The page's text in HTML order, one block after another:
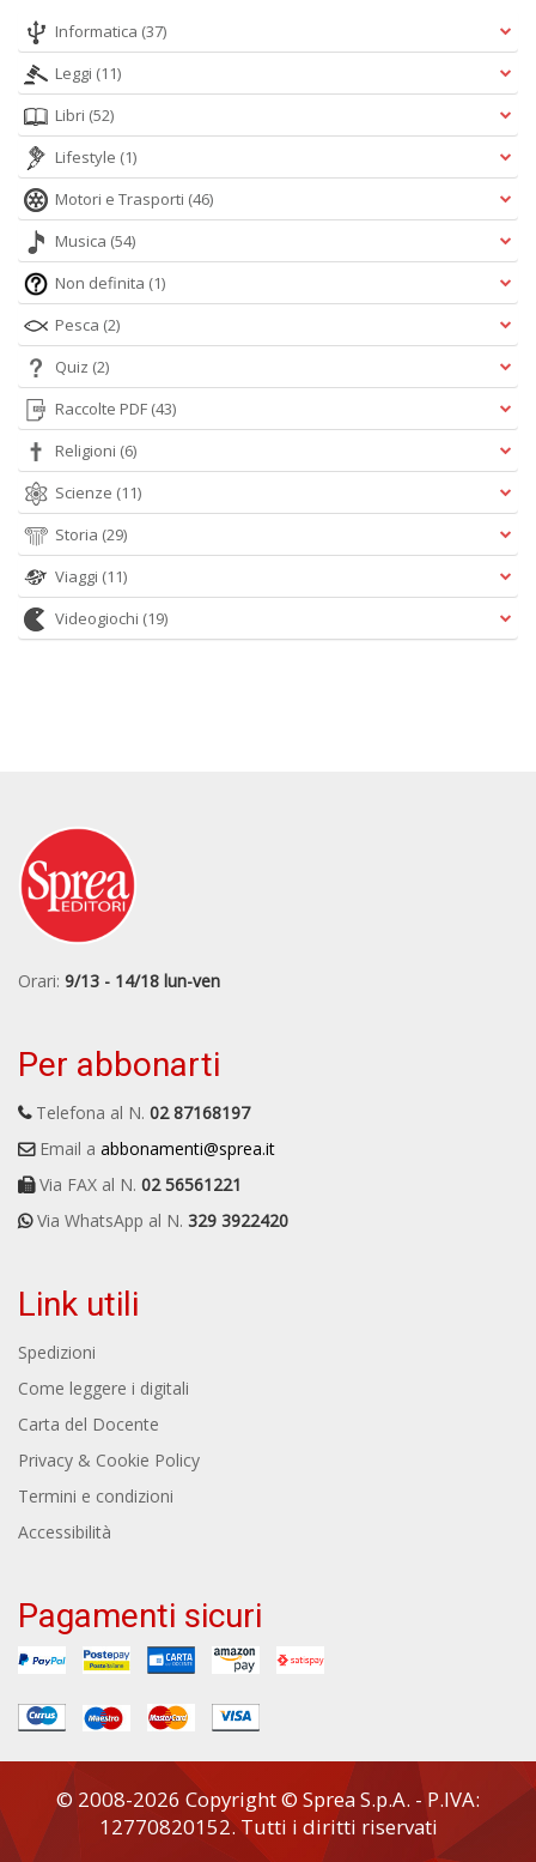
Informatica (37)
Leggi (11)
Libri (52)
Lifestyle (1)
Motori e Trasporti (46)
Musica (54)
Non definita (1)
Pesca (2)
Quiz (2)
Raccolte PDF (43)
Religioni (6)
Scienze (11)
Storia (29)
Viaggi (11)
Videogiochi (19)
Orari: 9/13 - 14/18 lun-ven
Per abbonarti
Telefona al N. 02 87168197
Email a abbonamenti@sprea.it
Via FAX al N. 02 56561221
Via WhatsApp al N. 329 3922420
Link utili
Spedizioni
Come leggere i digitali
Carta del Docente
Privacy & Cookie Policy
Termini e condizioni
Accessibilità
Pagamenti sicuri
© 2008-2026 Copyright © Sprea S.p.A. - P.IVA:
12770820152. Tutti i diritti riservati